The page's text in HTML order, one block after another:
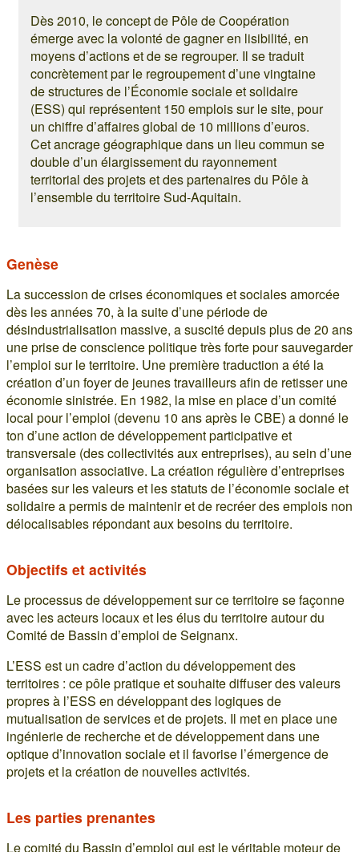
Dès 2010, le concept de Pôle de Coopération
émerge avec la volonté de gagner en lisibilité, en
moyens d’actions et de se regrouper. Il se traduit
concrètement par le regroupement d’une vingtaine
de structures de l’Économie sociale et solidaire
(ESS) qui représentent 150 emplois sur le site, pour
un chiffre d’affaires global de 10 millions d’euros.
Cet ancrage géographique dans un lieu commun se
double d’un élargissement du rayonnement
territorial des projets et des partenaires du Pôle à
l’ensemble du territoire Sud-Aquitain.
Genèse
La succession de crises économiques et sociales amorcée
dès les années 70, à la suite d’une période de
désindustrialisation massive, a suscité depuis plus de 20 ans
une prise de conscience politique très forte pour sauvegarder
l’emploi sur le territoire. Une première traduction a été la
création d’un foyer de jeunes travailleurs afin de retisser une
économie sinistrée. En 1982, la mise en place d’un comité
local pour l’emploi (devenu 10 ans après le CBE) a donné le
ton d’une action de développement participative et
transversale (des collectivités aux entreprises), au sein d’une
organisation associative. La création régulière d’entreprises
basées sur les valeurs et les statuts de l’économie sociale et
solidaire a permis de maintenir et de recréer des emplois non
délocalisables répondant aux besoins du territoire.
Objectifs et activités
Le processus de développement sur ce territoire se façonne
avec les acteurs locaux et les élus du territoire autour du
Comité de Bassin d’emploi de Seignanx.
L’ESS est un cadre d’action du développement des
territoires : ce pôle pratique et souhaite diffuser des valeurs
propres à l’ESS en développant des logiques de
mutualisation de services et de projets. Il met en place une
ingénierie de recherche et de développement dans une
optique d’innovation sociale et il favorise l’émergence de
projets et la création de nouvelles activités.
Les parties prenantes
Le comité du Bassin d’emploi qui est le véritable moteur de